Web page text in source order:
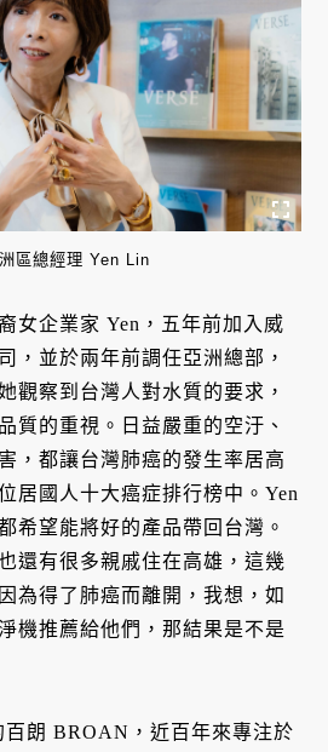
區總經理 Yen Lin
女企業家 Yen，五年前加入威
，並於兩年前調任亞洲總部，
觀察到台灣人對水質的要求，
質的重視。日益嚴重的空汙、
，都讓台灣肺癌的發生率居高
居國人十大癌症排行榜中。Yen
希望能將好的產品帶回台灣。
還有很多親戚住在高雄，這幾
為得了肺癌而離開，我想，如
機推薦給他們，那結果是不是
百朗 BROAN，近百年來專注於